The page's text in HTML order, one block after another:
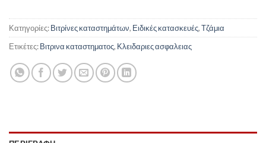
Κατηγορίες:Βιτρίνες καταστημάτων, Ειδικές κατασκευές,Τζάμια
Ετικέτες:Βιτρινα καταστηματος, Κλειδαριες ασφαλειας